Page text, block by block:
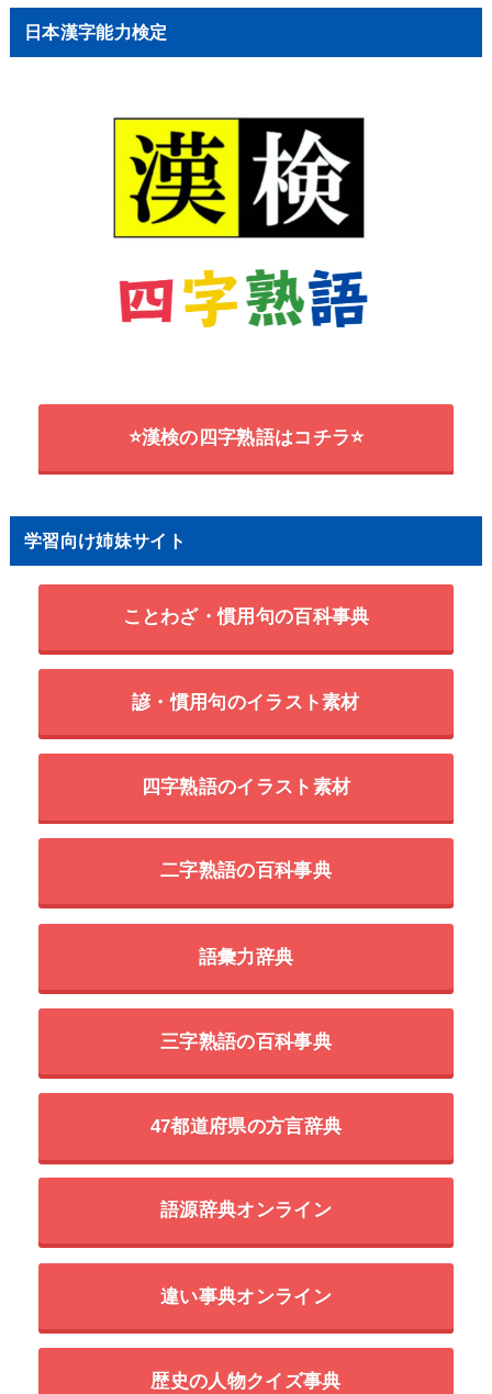
日本漢字能力検定
⭐漢検の四字熟語はコチラ⭐
学習向け姉妹サイト
ことわざ・慣用句の百科事典
諺・慣用句のイラスト素材
四字熟語のイラスト素材
二字熟語の百科事典
語彙力辞典
三字熟語の百科事典
47都道府県の方言辞典
語源辞典オンライン
違い事典オンライン
歴史の人物クイズ事典